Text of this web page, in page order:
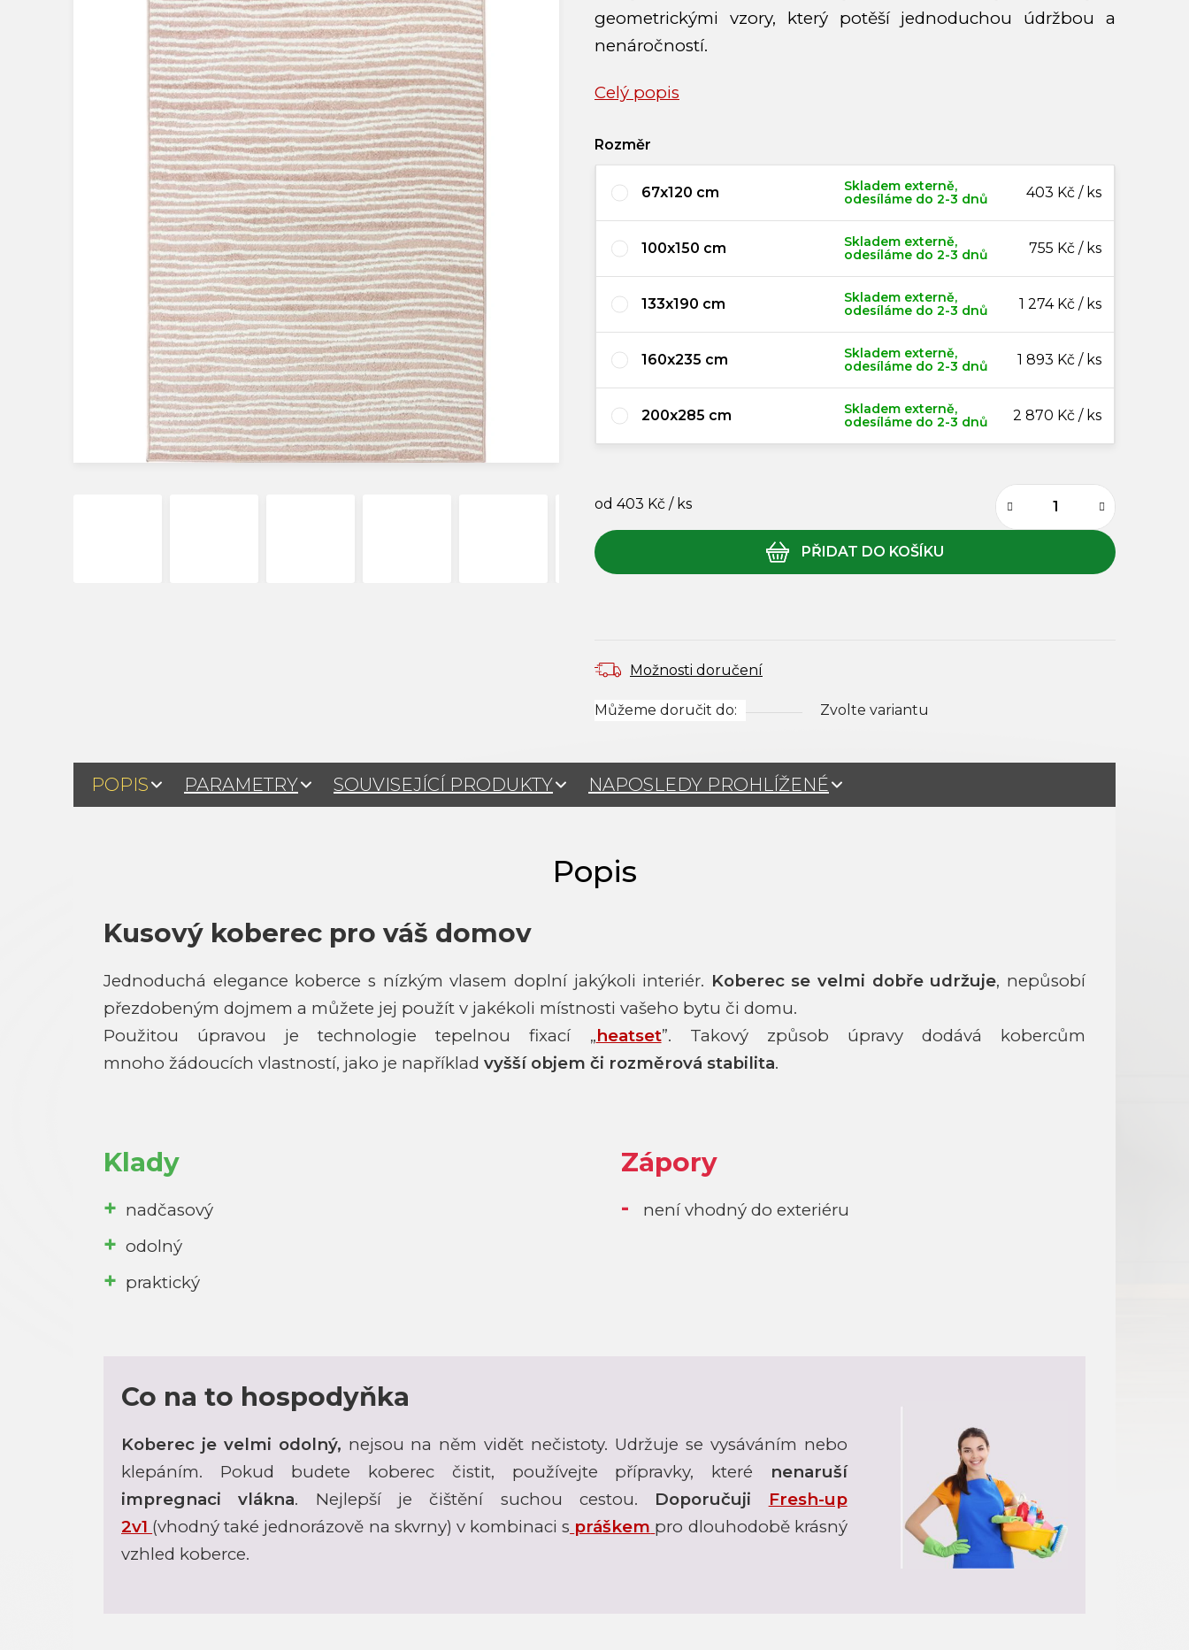
geometrickými vzory, který potěší jednoduchou údržbou a
nenáročností.
Celý popis
Můžeme doručit do: Zvolte variantu
Rozměr
67x120 cm
Skladem externě,
odesíláme do 2-3 dnů
403 Kč / ks
100x150 cm
Skladem externě,
odesíláme do 2-3 dnů
755 Kč / ks
133x190 cm
Skladem externě,
odesíláme do 2-3 dnů
1 274 Kč / ks
160x235 cm
Skladem externě,
odesíláme do 2-3 dnů
1 893 Kč / ks
200x285 cm
Skladem externě,
odesíláme do 2-3 dnů
2 870 Kč / ks
od 403 Kč / ks
Možnosti doručení
POPIS PARAMETRY SOUVISEJÍCÍ PRODUKTY NAPOSLEDY PROHLÍŽENÉ
Kusový koberec pro váš domov
Jednoduchá elegance koberce s nízkým vlasem doplní jakýkoli interiér. Koberec se velmi dobře udržuje, nepůsobí
přezdobeným dojmem a můžete jej použít v jakékoli místnosti vašeho bytu či domu.
Použitou úpravou je technologie tepelnou fixací „heatset”. Takový způsob úpravy dodává kobercům
mnoho žádoucích vlastností, jako je například vyšší objem či rozměrová stabilita.
Klady
nadčasový
odolný
praktický
Zápory
není vhodný do exteriéru
Co na to hospodyňka
Koberec je velmi odolný, nejsou na něm vidět nečistoty. Udržuje se vysáváním nebo
klepáním. Pokud budete koberec čistit, používejte přípravky, které
nenaruší
impregnaci vlákna. Nejlepší je čištění suchou cestou. Doporučuji
Fresh-up
2v1 (vhodný také jednorázově na skvrny) v kombinaci s práškem pro dlouhodobě krásný
vzhled koberce.